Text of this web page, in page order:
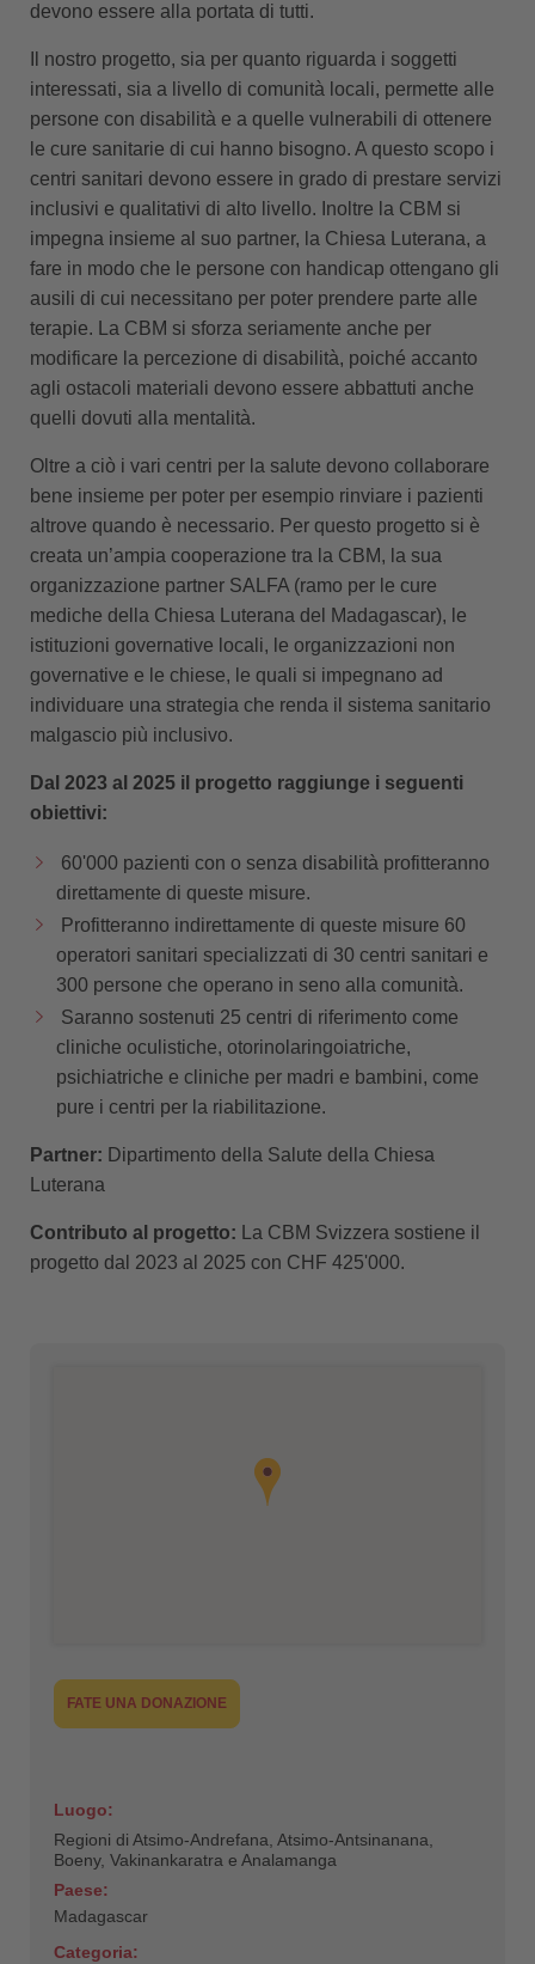
devono essere alla portata di tutti.
Il nostro progetto, sia per quanto riguarda i soggetti
interessati, sia a livello di comunità locali, permette alle
persone con disabilità e a quelle vulnerabili di ottenere
le cure sanitarie di cui hanno bisogno. A questo scopo i
centri sanitari devono essere in grado di prestare servizi
inclusivi e qualitativi di alto livello. Inoltre la CBM si
impegna insieme al suo partner, la Chiesa Luterana, a
fare in modo che le persone con handicap ottengano gli
ausili di cui necessitano per poter prendere parte alle
terapie. La CBM si sforza seriamente anche per
modificare la percezione di disabilità, poiché accanto
agli ostacoli materiali devono essere abbattuti anche
quelli dovuti alla mentalità.
Oltre a ciò i vari centri per la salute devono collaborare
bene insieme per poter per esempio rinviare i pazienti
altrove quando è necessario. Per questo progetto si è
creata un’ampia cooperazione tra la CBM, la sua
organizzazione partner SALFA (ramo per le cure
mediche della Chiesa Luterana del Madagascar), le
istituzioni governative locali, le organizzazioni non
governative e le chiese, le quali si impegnano ad
individuare una strategia che renda il sistema sanitario
malgascio più inclusivo.
Dal 2023 al 2025 il progetto raggiunge i seguenti
obiettivi:
60'000 pazienti con o senza disabilità profitteranno
direttamente di queste misure.
Profitteranno indirettamente di queste misure 60
operatori sanitari specializzati di 30 centri sanitari e
300 persone che operano in seno alla comunità.
Saranno sostenuti 25 centri di riferimento come
cliniche oculistiche, otorinolaringoiatriche,
psichiatriche e cliniche per madri e bambini, come
pure i centri per la riabilitazione.
Partner: Dipartimento della Salute della Chiesa
Luterana
Contributo al progetto: La CBM Svizzera sostiene il
progetto dal 2023 al 2025 con CHF 425'000.
FATE UNA DONAZIONE
Luogo:
Regioni di Atsimo-Andrefana, Atsimo-Antsinanana,
Boeny, Vakinankaratra e Analamanga
Paese:
Madagascar
Categoria: